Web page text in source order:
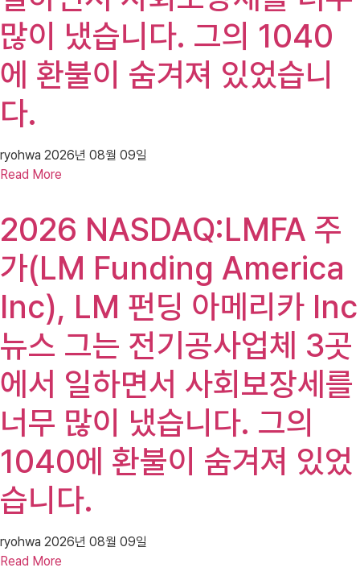
많이 냈습니다. 그의 1040
에 환불이 숨겨져 있었습니
다.
ryohwa 2026년 08월 09일
Read More
2026 NASDAQ:LMFA 주
가(LM Funding America
Inc), LM 펀딩 아메리카 Inc
뉴스 그는 전기공사업체 3곳
에서 일하면서 사회보장세를
너무 많이 냈습니다. 그의
1040에 환불이 숨겨져 있었
습니다.
ryohwa 2026년 08월 09일
Read More